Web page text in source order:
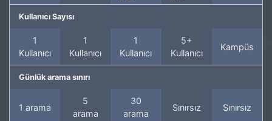
Kullanıcı Sayısı
1
Kullanıcı
1
Kullanıcı
1
Kullanıcı
5+
Kullanıcı
Kampüs
Günlük arama sınırı
1 arama
5
arama
30
arama
Sınırsız Sınırsız